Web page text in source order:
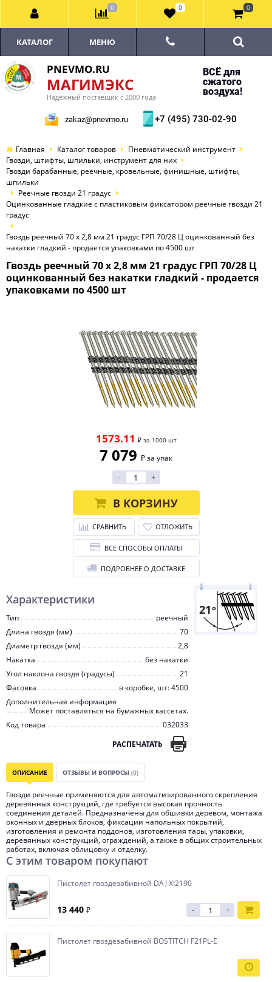
PNEVMO.RU
МАГИМЭКС
Надёжный поставщик с 2000 года
ВСЁ для
сжатого
воздуха!
zakaz@pnevmo.ru +7 (495) 730-02-90
КАТАЛОГ МЕНЮ
Главная Каталог товаров
Пневматический инструмент
Гвозди, штифты, шпильки, инструмент для них
Гвозди барабанные, реечные, кровельные, финишные, штифты,
шпильки
Реечные гвозди 21 градус
Оцинкованные гладкие с пластиковым фиксатором реечные гвозди 21
градус
Гвоздь реечный 70 х 2,8 мм 21 градус ГРП 70/28 Ц оцинкованный без
накатки гладкий - продается упаковками по 4500 шт
Гвоздь реечный 70 х 2,8 мм 21 градус ГРП 70/28 Ц
оцинкованный без накатки гладкий - продается
упаковками по 4500 шт
Характеристики
Тип
реечный
Длина гвоздя (мм)
70
Диаметр гвоздя (мм)
2,8
Накатка
без накатки
Угол наклона гвоздя (градусы)
21
Фасовка
в коробке, шт: 4500
Дополнительная информация
Может поставляться на бумажных кассетах.
Код товара
032033
РАСПЕЧАТАТЬ
1573.11 ₽ за 1000 шт
7 079 ₽ за упак
-
+
В КОРЗИНУ
СРАВНИТЬ ОТЛОЖИТЬ
ВСЕ СПОСОБЫ ОПЛАТЫ
ПОДРОБНЕЕ О ДОСТАВКЕ
ОПИСАНИЕ ОТЗЫВЫ И ВОПРОСЫ (0)
Гвозди реечные применяются для автоматизированного скрепления
деревянных конструкций, где требуется высокая прочность
соединения деталей. Предназначены для обшивки деревом, монтажа
оконных и дверных блоков, фиксации напольных покрытий,
изготовления и ремонта поддонов, изготовления тары, упаковки,
деревянных конструкций, ограждений, а также в общих строительных
работах, включая облицовку и отделку.
С этим товаром покупают
Пистолет гвоздезабивной DAJ XI2190
13 440 ₽ - +
Пистолет гвоздезабивной BOSTITCH F21PL-E
0 0 0